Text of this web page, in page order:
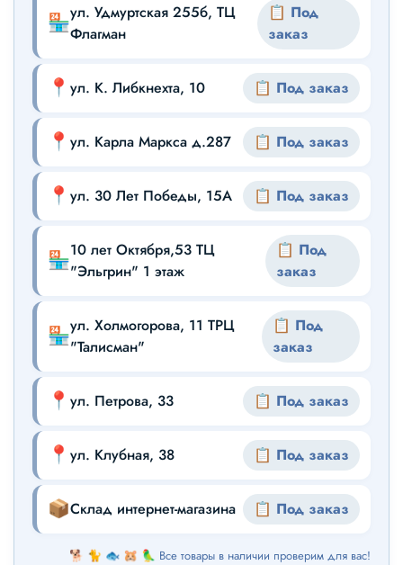
🏪ул. Удмуртская 255б, ТЦ
Флагман
📋 Под
заказ
📍 ул. К. Либкнехта, 10 📋 Под заказ
📍 ул. Карла Маркса д.287 📋 Под заказ
📍 ул. 30 Лет Победы, 15А 📋 Под заказ
🏪10 лет Октября,53 ТЦ
"Эльгрин" 1 этаж
📋 Под
заказ
🏪ул. Холмогорова, 11 ТРЦ
"Талисман"
📋 Под
заказ
📍 ул. Петрова, 33 📋 Под заказ
📍 ул. Клубная, 38 📋 Под заказ
📦Склад интернет-магазина 📋 Под заказ
🐕 🐈 🐟 🐹 🦜 Все товары в наличии проверим для вас!